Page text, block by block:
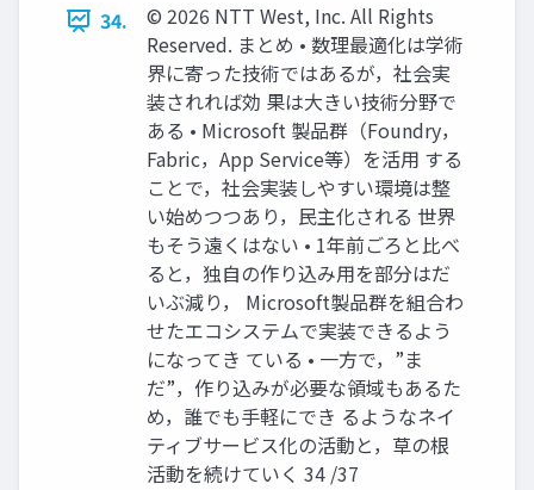
34.
© 2026 NTT West, Inc. All Rights
Reserved. まとめ • 数理最適化は学術
界に寄った技術ではあるが，社会実
装されれば効 果は大きい技術分野で
ある • Microsoft 製品群（Foundry，
Fabric，App Service等）を活用 する
ことで，社会実装しやすい環境は整
い始めつつあり，民主化される 世界
もそう遠くはない • 1年前ごろと比べ
ると，独自の作り込み用を部分はだ
いぶ減り， Microsoft製品群を組合わ
せたエコシステムで実装できるよう
になってき ている • 一方で，”ま
だ”，作り込みが必要な領域もあるた
め，誰でも手軽にでき るようなネイ
ティブサービス化の活動と，草の根
活動を続けていく 34 /37